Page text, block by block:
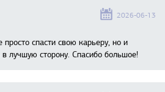
2026-06-13
спасти свою карьеру, но и
лучшую сторону. Спасибо большое!